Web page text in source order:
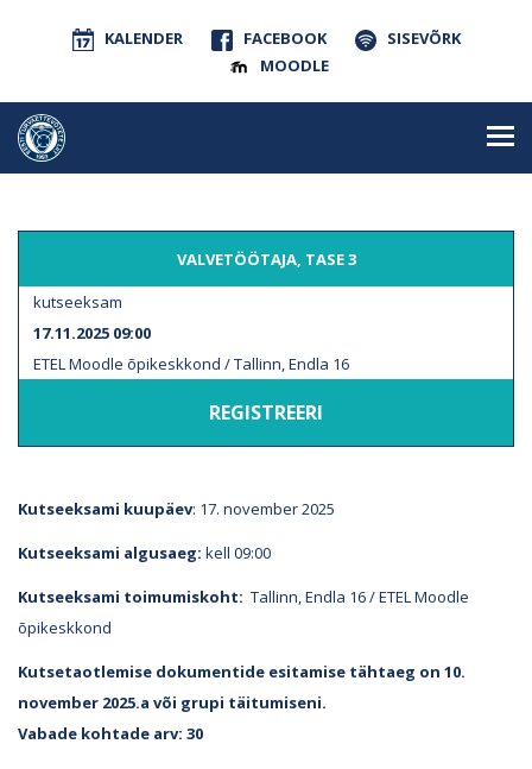
KALENDER FACEBOOK
SISEVÕRK
MOODLE
VALVETÖÖTAJA, TASE 3
kutseeksam
17.11.2025 09:00
ETEL Moodle õpikeskkond / Tallinn, Endla 16
REGISTREERI
Kutseeksami kuupäev: 17. november 2025
Kutseeksami algusaeg: kell 09:00
Kutseeksami toimumiskoht: Tallinn, Endla 16 / ETEL Moodle
õpikeskkond
Kutsetaotlemise dokumentide esitamise tähtaeg on 10.
november 2025.a või grupi täitumiseni.
Vabade kohtade arv: 30